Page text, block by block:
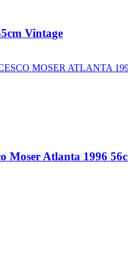
Vintage
Moser Atlanta 1996